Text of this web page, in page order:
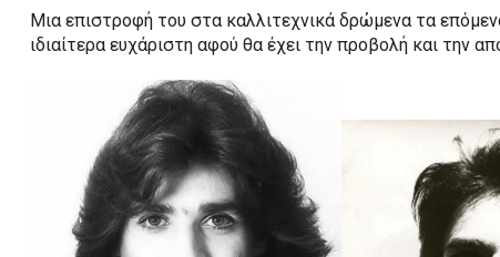
Μια επιστροφή του στα καλλιτεχνικά δρώμενα τα
ιδιαίτερα ευχάριστη αφού θα έχει την προβολή και την